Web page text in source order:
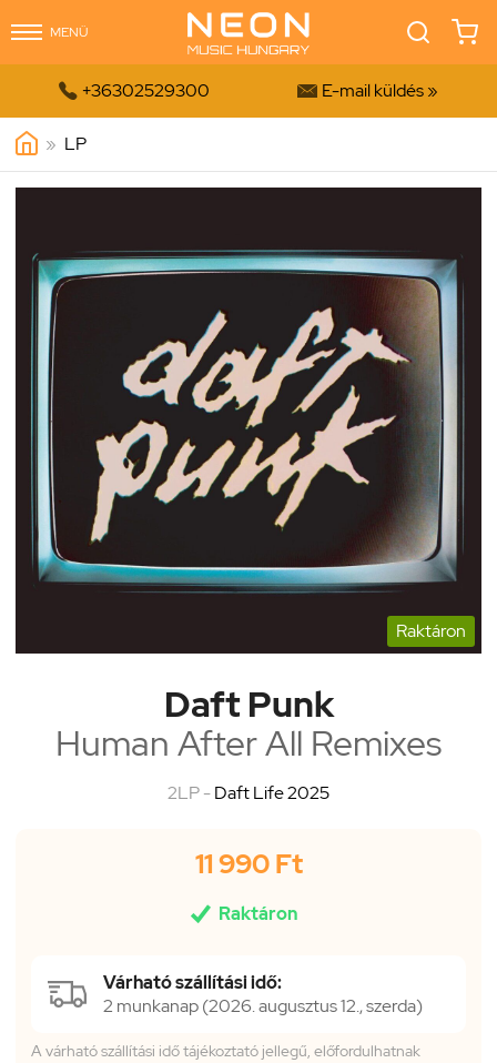
MENÜ
 +36302529300  E-mail küldés »
» LP
Raktáron
Daft Punk
Human After All Remixes
2LP -Daft Life 2025
11 990 Ft
 Raktáron
Várható szállítási idő:
2 munkanap (2026. augusztus 12., szerda)
A várható szállítási idő tájékoztató jellegű, előfordulhatnak